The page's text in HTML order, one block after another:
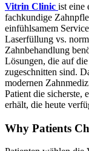
Vitrin Clinic ist eine
fachkundige
einfühlsamem
Laserfüllung vs.
Zahnbehandlung
Lösungen, die auf
zugeschnitten sind.
modernen
Patient die sicherste,
erhält, die heute
Why Patients